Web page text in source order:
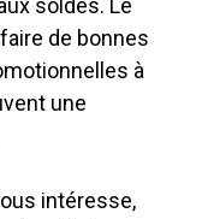
soldes. Le
de bonnes
à
une
intéresse,